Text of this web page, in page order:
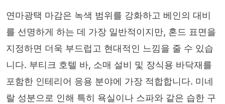
연마광택 마감은 녹색 범위를 강화하고 베인의 대비
를 선명하게 하는 데 가장 일반적이지만, 혼드 표면을
지정하면 더욱 부드럽고 현대적인 느낌을 줄 수 있습
니다. 부티크 호텔 바, 소매 설비 및 장식용 바닥재를
포함한 인테리어 응용 분야에 가장 적합합니다. 미네
랄 성분으로 인해 특히 욕실이나 스파와 같은 습한 구